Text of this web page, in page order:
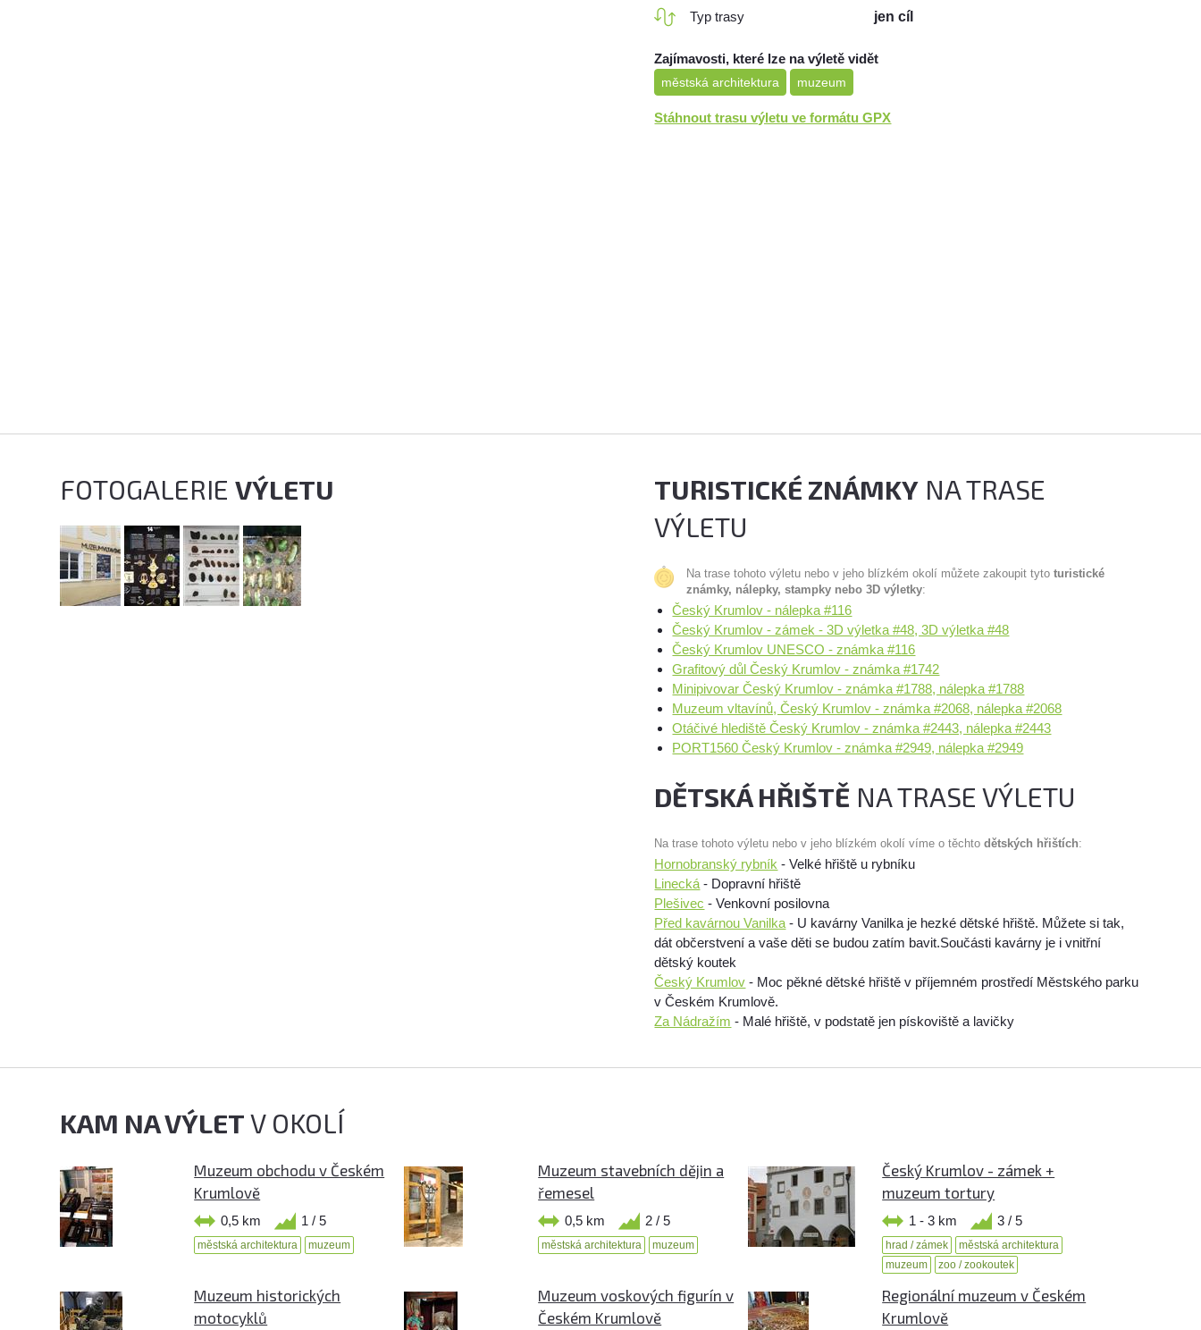
Typ trasy jen cíl
Zajímavosti, které lze na výletě vidět
městská architektura muzeum
Stáhnout trasu výletu ve formátu GPX
FOTOGALERIEVÝLETU TURISTICKÉ ZNÁMKY NA TRASE
VÝLETU
Na trase tohoto výletu nebo v jeho blízkém okolí můžete zakoupit tytoturistické
známky, nálepky, stampky nebo 3D výletky:
Český Krumlov - nálepka #116
Český Krumlov - zámek - 3D výletka #48, 3D výletka #48
Český Krumlov UNESCO - známka #116
Grafitový důl Český Krumlov - známka #1742
Minipivovar Český Krumlov - známka #1788, nálepka #1788
Muzeum vltavínů, Český Krumlov - známka #2068, nálepka #2068
Otáčivé hlediště Český Krumlov - známka #2443, nálepka #2443
PORT1560 Český Krumlov - známka #2949, nálepka #2949
DĚTSKÁ HŘIŠTĚ NA TRASE VÝLETU
Na trase tohoto výletu nebo v jeho blízkém okolí víme o těchtodětských hřištích:
Hornobranský rybník - Velké hřiště u rybníku
Linecká - Dopravní hřiště
Plešivec - Venkovní posilovna
Před kavárnou Vanilka - U kavárny Vanilka je hezké dětské hřiště. Můžete si tak,
dát občerstvení a vaše děti se budou zatím bavit.Součásti kavárny je i vnitřní
dětský koutek
Český Krumlov - Moc pěkné dětské hřiště v příjemném prostředí Městského parku
v Českém Krumlově.
Za Nádražím - Malé hřiště, v podstatě jen pískoviště a lavičky
KAM NA VÝLETV OKOLÍ
Muzeum obchodu v Českém
Krumlově
0,5 km 1 / 5
městská architektura muzeum
Muzeum stavebních dějin a
řemesel
0,5 km 2 / 5
městská architektura muzeum
Český Krumlov - zámek +
muzeum tortury
1 - 3 km 3 / 5
hrad / zámek
městská architektura
muzeum
zoo / zookoutek
Muzeum historických
motocyklů
Muzeum voskových figurín v
Českém Krumlově
Regionální muzeum v Českém
Krumlově